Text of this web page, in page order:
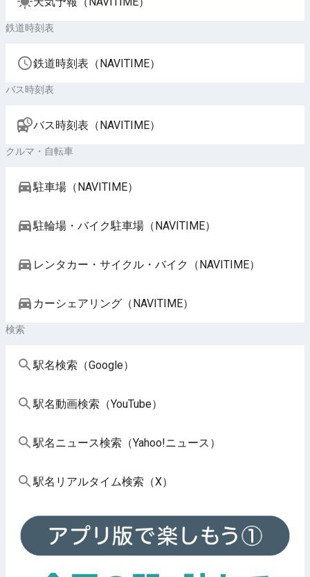
鉄道時刻表
鉄道時刻表（NAVITIME）
バス時刻表
バス時刻表（NAVITIME）
クルマ・自転車
駐車場（NAVITIME）
駐輪場・バイク駐車場（NAVITIME）
レンタカー・サイクル・バイク（NAVITIME）
カーシェアリング（NAVITIME）
検索
駅名検索（Google）
駅名動画検索（YouTube）
駅名ニュース検索（Yahoo!ニュース）
駅名リアルタイム検索（X）